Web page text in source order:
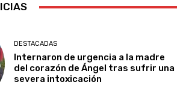
DESTACADAS
Internaron de urgencia a la madre
del corazón de Ángel tras sufrir una
severa intoxicación